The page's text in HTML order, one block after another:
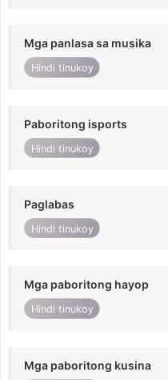
Mga panlasa sa musika
Hindi tinukoy
Paboritong isports
Hindi tinukoy
Paglabas
Hindi tinukoy
Mga paboritong hayop
Hindi tinukoy
Mga paboritong kusina